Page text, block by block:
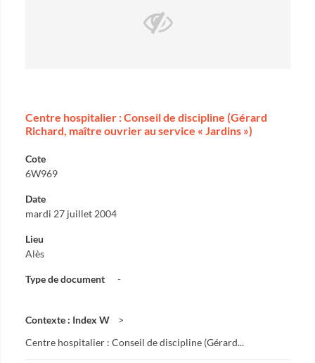
Centre hospitalier : Conseil de discipline (Gérard
Richard, maître ouvrier au service « Jardins »)
Cote
6W969
Date
mardi 27 juillet 2004
Lieu
Alès
Type de document -
Contexte : Index W
Centre hospitalier : Conseil de discipline (Gérard...